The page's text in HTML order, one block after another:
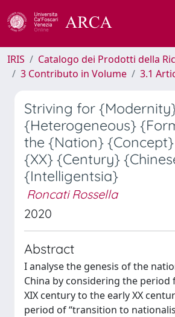
IRIS
Catalogo dei Prodotti della
3 Contributo in Volume
3.1
Striving for
{Heterogeneous}
the {Nation}
{XX} {Century}
{Intelligentsia}
Roncati Rossella
2020
Abstract
I analyse the genesis of the
China by considering the
XIX century to the early XX
period of “transition to